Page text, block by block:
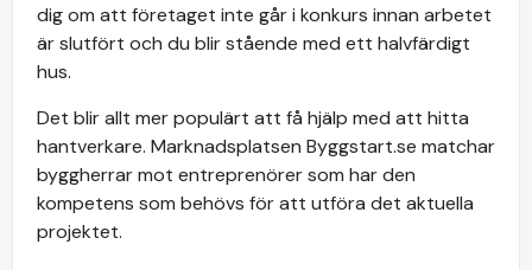
dig om att företaget inte går i konkurs innan arbetet
är slutfört och du blir stående med ett halvfärdigt
hus.
Det blir allt mer populärt att få hjälp med att hitta
hantverkare. Marknadsplatsen Byggstart.se matchar
byggherrar mot entreprenörer som har den
kompetens som behövs för att utföra det aktuella
projektet.